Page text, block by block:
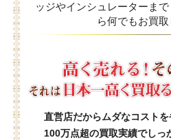
ッジやインシュレーターま
ら何でもお買取
直営店だからムダなコストを
100万点超の買取実績でしっ